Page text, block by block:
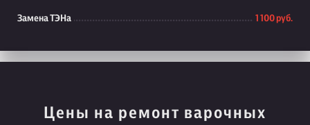
Замена ТЭНа 1 100 руб.
Цены на ремонт варочных